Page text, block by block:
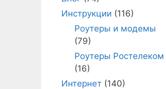
Инструкции (116)
Роутеры и модемы
(79)
Роутеры Ростелеком
(16)
Интернет (140)